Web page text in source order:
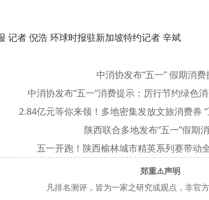
者 倪浩 环球时报驻新加坡特约记者 辛斌
中消协发布“五一” 假期消费
中消协发布“五一”消费提示：厉行节约绿色
2.84亿元等你来领！多地密集发放文旅消费券
陕西联合多地发布“五一”假期
五一开跑！陕西榆林城市精英系列赛带动
郑重⚠️声明
凡排名测评，皆为一家之研究或观点，非官